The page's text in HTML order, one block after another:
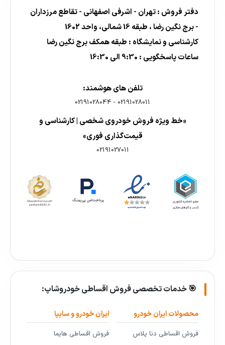
دفتر فروش : تهران - اشرفی اصفهانی - تقاطع مرزداران
- برج نگین رضا ، طبقه 16 شمالی، واحد 1602
کارشناسی و نمایشگاه : طبقه همکف برج نگین رضا
ساعات پاسخگویی : 9:30 الی 16:30
تلفن های هوشمند:
02191028011
-
02191028044
«خط ویژه فروش خودروی شخصی | کارشناسی و
قیمت‌گذاری فوری»
02191027011
🎯 خدمات تخصصی فروش اقساطی خودروشاپ:
محصولات ایران خودرو
فروش اقساطی دنا پلاس
ایران خودرو و سایپا
فروش اقساطی هایما